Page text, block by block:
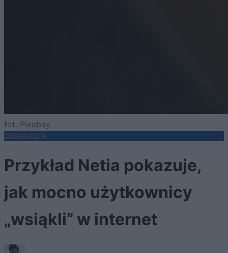
fot. Pixabay
CIEKAWOSTKI
Przykład Netia pokazuje,
jak mocno użytkownicy
„wsiąkli” w internet